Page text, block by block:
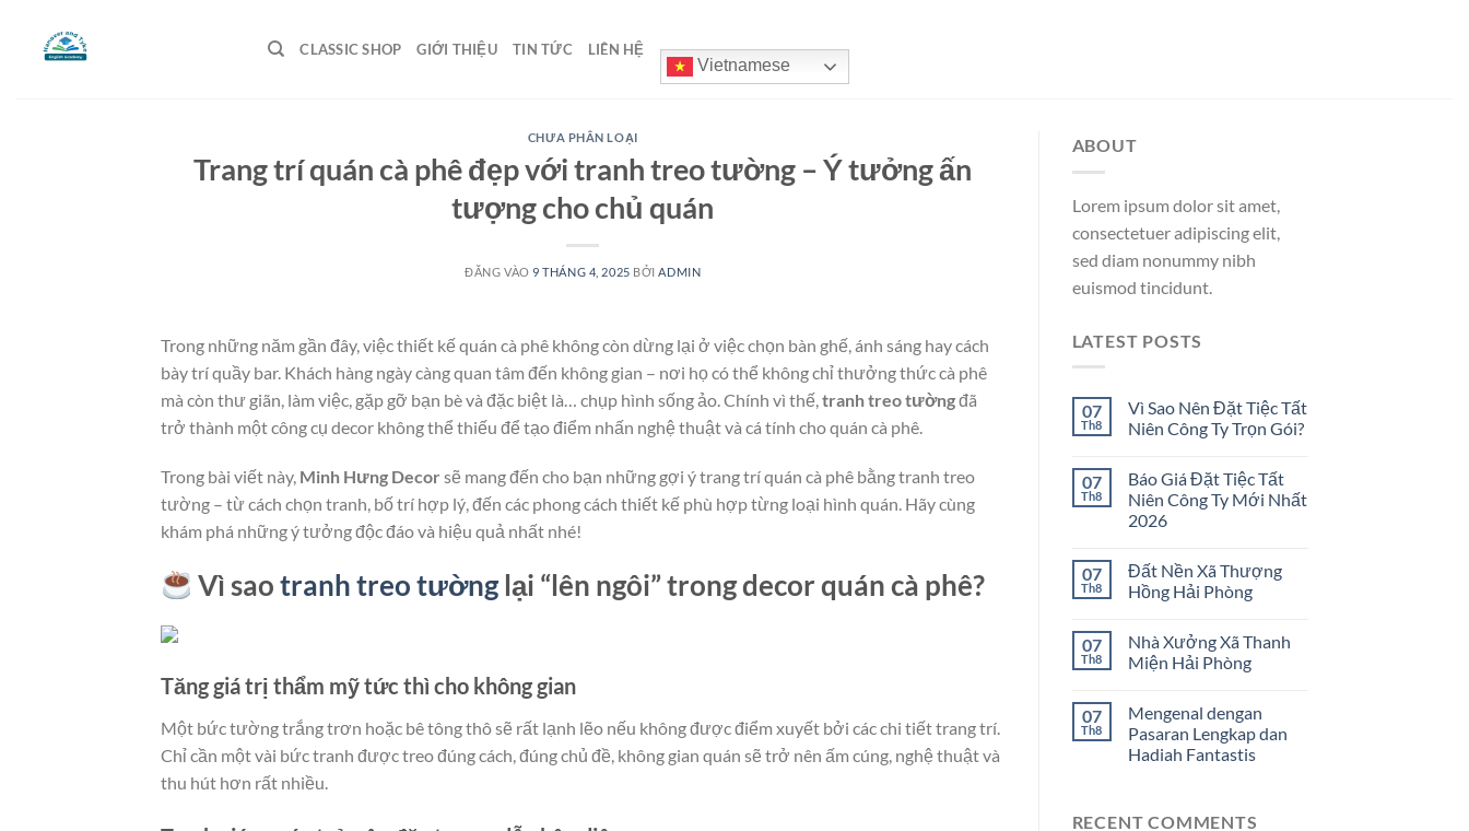
CLASSIC SHOP GIỚI THIỆU TIN TỨC LIÊN HỆ
Vietnamese
CHƯA PHÂN LOẠI
Trang trí quán cà phê đẹp với tranh treo tường – Ý tưởng ấn
tượng cho chủ quán
ĐĂNG VÀO9 THÁNG 4, 2025 BỞI ADMIN
Trong những năm gần đây, việc thiết kế quán cà phê không còn dừng lại ở việc chọn bàn ghế, ánh sáng hay cách
bày trí quầy bar. Khách hàng ngày càng quan tâm đến không gian – nơi họ có thể không chỉ thưởng thức cà phê
mà còn thư giãn, làm việc, gặp gỡ bạn bè và đặc biệt là… chụp hình sống ảo. Chính vì thế, tranh treo tườngđã
trở thành một công cụ decor không thể thiếu để tạo điểm nhấn nghệ thuật và cá tính cho quán cà phê.
Trong bài viết này, Minh Hưng Decor sẽ mang đến cho bạn những gợi ý trang trí quán cà phê bằng tranh treo
tường – từ cách chọn tranh, bố trí hợp lý, đến các phong cách thiết kế phù hợp từng loại hình quán. Hãy cùng
khám phá những ý tưởng độc đáo và hiệu quả nhất nhé!
Vì saotranh treo tườnglại “lên ngôi” trong decor quán cà phê?
Tăng giá trị thẩm mỹ tức thì cho không gian
Một bức tường trắng trơn hoặc bê tông thô sẽ rất lạnh lẽo nếu không được điểm xuyết bởi các chi tiết trang trí.
Chỉ cần một vài bức tranh được treo đúng cách, đúng chủ đề, không gian quán sẽ trở nên ấm cúng, nghệ thuật và
thu hút hơn rất nhiều.
ABOUT
Lorem ipsum dolor sit amet,
consectetuer adipiscing elit,
sed diam nonummy nibh
euismod tincidunt.
LATEST POSTS
07
Th8
Vì Sao Nên Đặt Tiệc Tất
Niên Công Ty Trọn Gói?
07
Th8
Báo Giá Đặt Tiệc Tất
Niên Công Ty Mới Nhất
2026
07
Th8
Đất Nền Xã Thượng
Hồng Hải Phòng
07
Th8
Nhà Xưởng Xã Thanh
Miện Hải Phòng
07
Th8
Mengenal dengan
Pasaran Lengkap dan
Hadiah Fantastis
RECENT COMMENTS